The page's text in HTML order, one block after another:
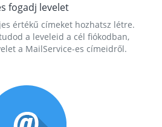
fogadj levelet
értékű címeket hozhatsz létre.
a leveleid a cél fiókodban,
a MailService-es címeidről.